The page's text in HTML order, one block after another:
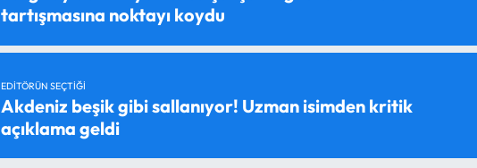
tartışmasına noktayı koydu
EDITÖRÜN SEÇTIĞI
Akdeniz beşik gibi sallanıyor! Uzman isimden kritik
açıklama geldi